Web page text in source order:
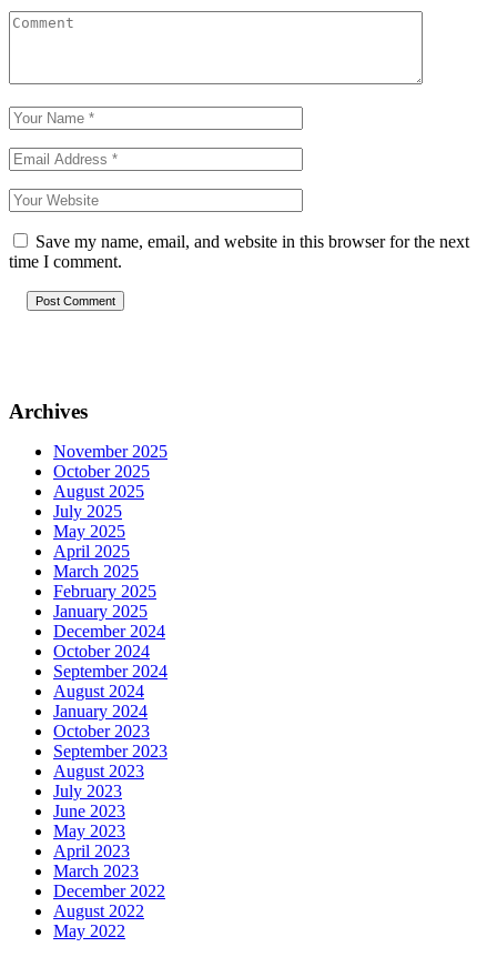
Save my name, email, and website in this browser for the next
time I comment.
Post Comment
Archives
November 2025
October 2025
August 2025
July 2025
May 2025
April 2025
March 2025
February 2025
January 2025
December 2024
October 2024
September 2024
August 2024
January 2024
October 2023
September 2023
August 2023
July 2023
June 2023
May 2023
April 2023
March 2023
December 2022
August 2022
May 2022